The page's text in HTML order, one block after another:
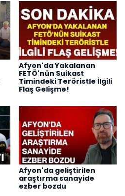
Afyon'da Yakalanan
FETÖ'nün Suikast
Timindeki Teröristle İlgili
Flaş Gelişme!
Afyon'da geliştirilen
araştırma sanayide
ezber bozdu